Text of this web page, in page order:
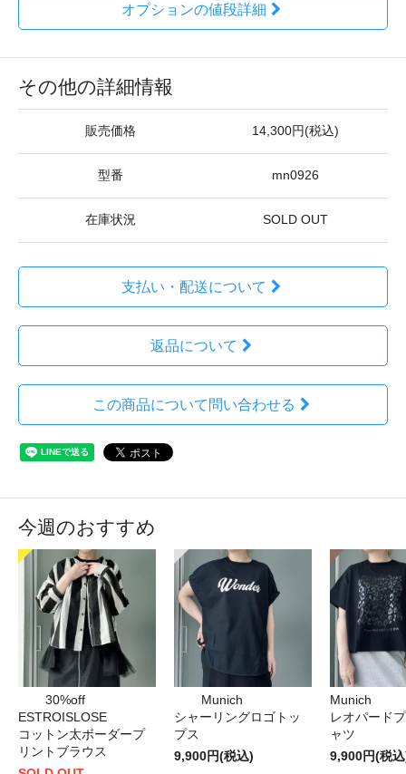
オプションの値段詳細
その他の詳細情報
販売価格 14,300円(税込)
型番 mn0926
在庫状況 SOLD OUT
支払い・配送について
返品について
この商品について問い合わせる
今週のおすすめ
30%off
ESTROISLOSE
コットン太ボーダープ
リントブラウス
Munich
シャーリングロゴトッ
プス
9,900円(税込)
Munich
レオパード
ャツ
9,900円(税